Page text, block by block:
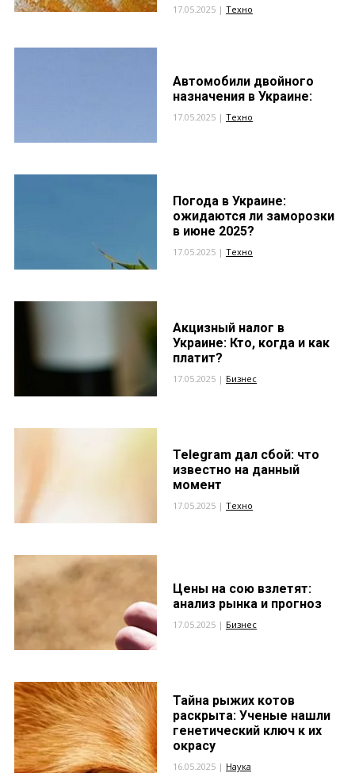
17.05.2025 | Техно
Автомобили двойного
назначения в Украине:
17.05.2025 | Техно
Погода в Украине:
ожидаются ли заморозки
в июне 2025?
17.05.2025 | Техно
Акцизный налог в
Украине: Кто, когда и как
платит?
17.05.2025 | Бизнес
Telegram дал сбой: что
известно на данный
момент
17.05.2025 | Техно
Цены на сою взлетят:
анализ рынка и прогноз
17.05.2025 | Бизнес
Тайна рыжих котов
раскрыта: Ученые нашли
генетический ключ к их
окрасу
16.05.2025 | Наука